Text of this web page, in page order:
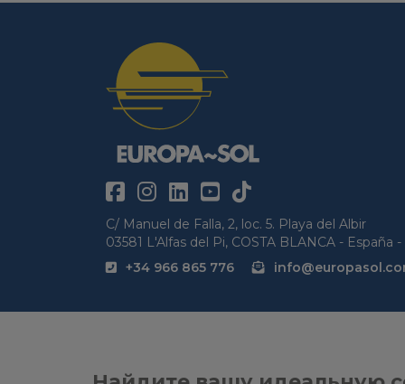
C/ Manuel de Falla, 2, loc. 5. Playa del Albir
03581 L'Alfas del Pi, COSTA BLANCA - España
+34 966 865 776